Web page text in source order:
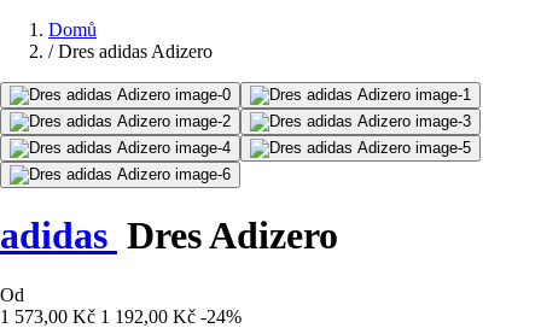
Domů
/ Dres adidas Adizero
adidas Dres Adizero
Od
1 573,00 Kč 1 192,00 Kč -24%